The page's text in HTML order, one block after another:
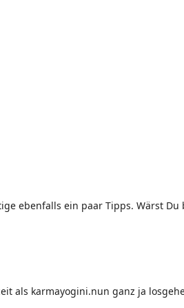
ebenfalls ein paar Tipps. Wärst Du
als karmayogini.nun ganz ja